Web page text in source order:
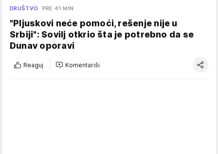
DRUŠTVO PRE 41 MIN
"Pljuskovi neće pomoći, rešenje nije u
Srbiji": Sovilj otkrio šta je potrebno da se
Dunav oporavi
Reaguj Komentariši